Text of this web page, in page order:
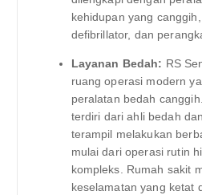
kehidupan yang
defibrillator, dan
Layanan Bedah: RS
ruang operasi modern
peralatan bedah
terdiri dari ahli bedah
terampil melakukan
mulai dari operasi rutin
kompleks. Rumah sakit
keselamatan yang ketat